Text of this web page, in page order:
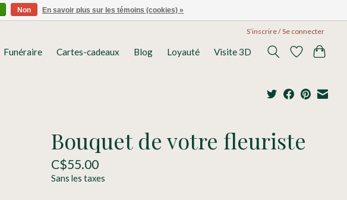
S’inscrire / Se connecter
Funéraire Cartes-cadeaux Blog Loyauté Visite 3D
Bouquet de votre fleuriste
C$55.00
Sans les taxes
Non En savoir plus sur les témoins (cookies) »